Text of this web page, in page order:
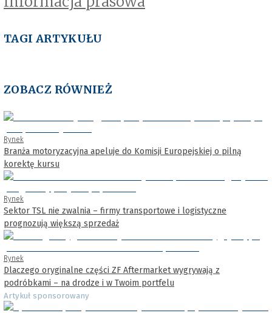
TAGI ARTYKUŁU
ZOBACZ RÓWNIEŻ
Rynek
Branża motoryzacyjna apeluje do Komisji Europejskiej o pilną
korektę kursu
Rynek
Sektor TSL nie zwalnia – firmy transportowe i logistyczne
prognozują większą sprzedaż
Rynek
Dlaczego oryginalne części ZF Aftermarket wygrywają z
podróbkami – na drodze i w Twoim portfelu
Artykuł sponsorowany